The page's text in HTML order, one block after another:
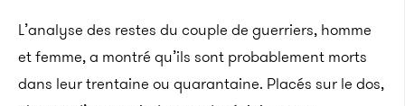
L’analyse des restes du couple de guerriers, homme
et femme, a montré qu’ils sont probablement morts
dans leur trentaine ou quarantaine. Placés sur le dos,